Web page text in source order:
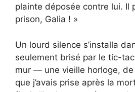
plainte déposée contre lui. Il
prison, Galia ! »
Un lourd silence s’installa
seulement brisé par le tic-tac
mur — une vieille horloge,
que j’avais prise après la